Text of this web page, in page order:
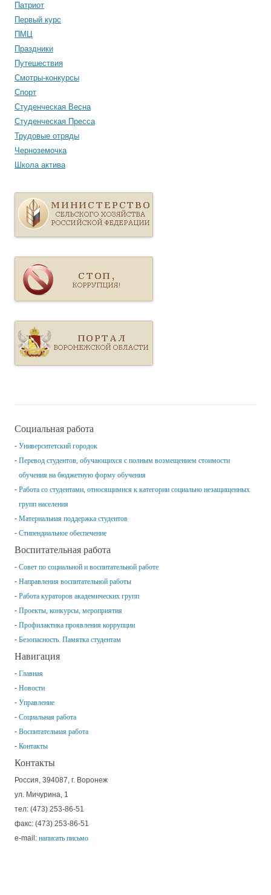
Патриот
Первый курс
ПМЦ
Праздники
Путешествия
Смотры-конкурсы
Спорт
Студенческая Весна
Студенческая Пресса
Трудовые отряды
Черноземочка
Школа актива
Социальная работа
Университетский городок
Перевод студентов, обучающихся с полным возмещением стоимости
обучения на бюджетную форму обучения
Работа со студентами, относящимися к категории социально незащищенных
групп населения
Материальная поддержка студентов
Стипендиальное обеспечение
Воспитательная работа
Совет по социальной и воспитательной работе
Направления воспитательной работы
Работа кураторов академических групп
Проекты, конкурсы, мероприятия
Профилактика проявления коррупции
Безопасность. Памятка студентам
Навигация
Главная
Новости
Управление
Социальная работа
Воспитательная работа
Контакты
Контакты
Россия, 394087, г. Воронеж
ул. Мичурина, 1
тел: (473) 253-86-51
факс: (473) 253-86-51
e-mail: написать письмо